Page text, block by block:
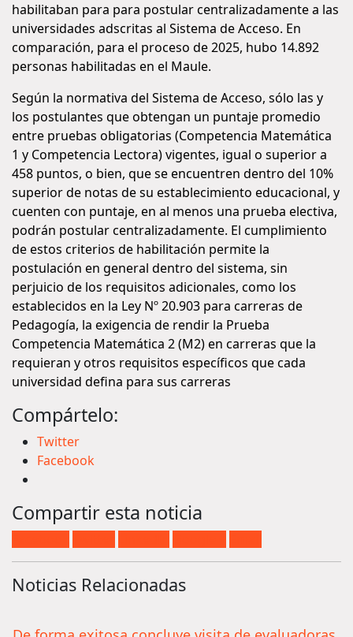
habilitaban para para postular centralizadamente a las
universidades adscritas al Sistema de Acceso. En
comparación, para el proceso de 2025, hubo 14.892
personas habilitadas en el Maule.
Según la normativa del Sistema de Acceso, sólo las y
los postulantes que obtengan un puntaje promedio
entre pruebas obligatorias (Competencia Matemática
1 y Competencia Lectora) vigentes, igual o superior a
458 puntos, o bien, que se encuentren dentro del 10%
superior de notas de su establecimiento educacional, y
cuenten con puntaje, en al menos una prueba electiva,
podrán postular centralizadamente. El cumplimiento
de estos criterios de habilitación permite la
postulación en general dentro del sistema, sin
perjuicio de los requisitos adicionales, como los
establecidos en la Ley Nº 20.903 para carreras de
Pedagogía, la exigencia de rendir la Prueba
Competencia Matemática 2 (M2) en carreras que la
requieran y otros requisitos específicos que cada
universidad defina para sus carreras
Compártelo:
Twitter
Facebook
Compartir esta noticia
Noticias Relacionadas